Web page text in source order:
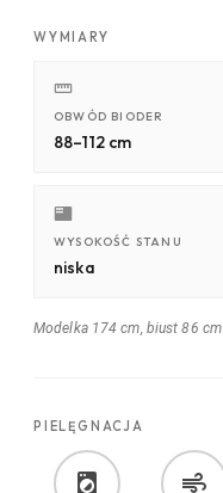
WYMIARY
OBWÓD BIODER
88–112 cm
WYSOKOŚĆ STANU
niska
Modelka 174 cm, biust 86 cm
PIELĘGNACJA